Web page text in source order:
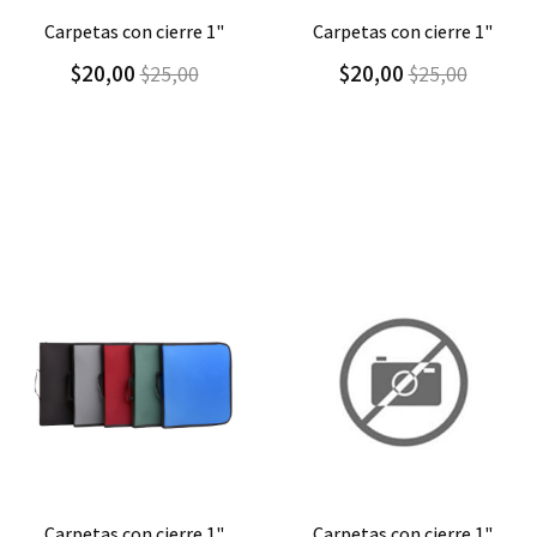
Agregar Detalle
carpetas con cierre 1"
$20,00$25,00
Agregar Detalle
carpetas con cierre 1"
$20,00$25,00
Agregar Detalle Agregar Detalle